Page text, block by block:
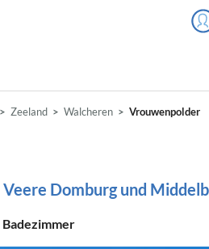
Zeeland Walcheren Vrouwenpolder
Domburg und
Badezimmer